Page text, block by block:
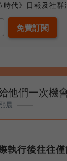
代》日報及社群
晨
們一次機會
行後往往僅